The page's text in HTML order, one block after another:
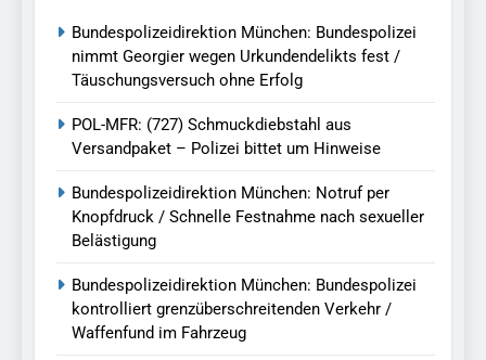
Bundespolizeidirektion München: Bundespolizei
nimmt Georgier wegen Urkundendelikts fest /
Täuschungsversuch ohne Erfolg
POL-MFR: (727) Schmuckdiebstahl aus
Versandpaket – Polizei bittet um Hinweise
Bundespolizeidirektion München: Notruf per
Knopfdruck / Schnelle Festnahme nach sexueller
Belästigung
Bundespolizeidirektion München: Bundespolizei
kontrolliert grenzüberschreitenden Verkehr /
Waffenfund im Fahrzeug